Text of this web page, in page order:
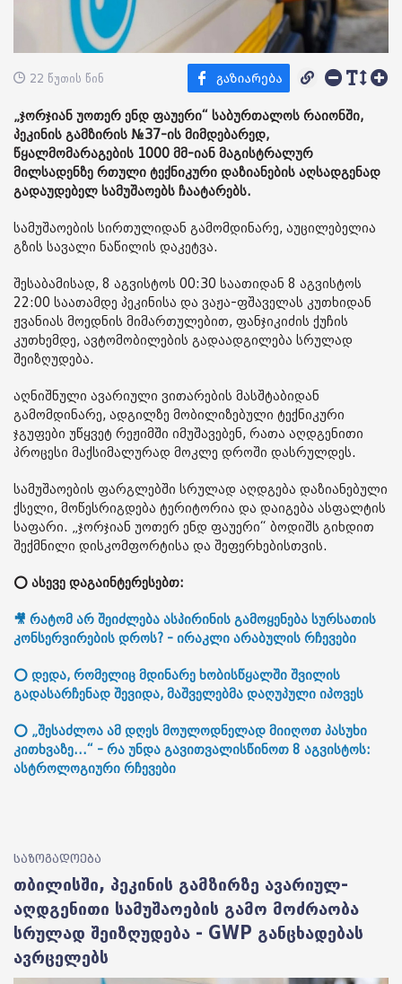
22 წუთის წინ
„ჯორჯიან უოთერ ენდ ფაუერი“ საბურთალოს რაიონში,
პეკინის გამზირის №37-ის მიმდებარედ,
წყალმომარაგების 1000 მმ-იან მაგისტრალურ
მილსადენზე რთული ტექნიკური დაზიანების აღსადგენად
გადაუდებელ სამუშაოებს ჩაატარებს.
სამუშაოების სირთულიდან გამომდინარე, აუცილებელია
გზის სავალი ნაწილის დაკეტვა.
შესაბამისად, 8 აგვისტოს 00:30 საათიდან 8 აგვისტოს
22:00 საათამდე პეკინისა და ვაჟა-ფშაველას კუთხიდან
ჟვანიას მოედნის მიმართულებით, ფანჯიკიძის ქუჩის
კუთხემდე, ავტომობილების გადაადგილება სრულად
შეიზღუდება.
აღნიშნული ავარიული ვითარების მასშტაბიდან
გამომდინარე, ადგილზე მობილიზებული ტექნიკური
ჯგუფები უწყვეტ რეჟიმში იმუშავებენ, რათა აღდგენითი
პროცესი მაქსიმალურად მოკლე დროში დასრულდეს.
სამუშაოების ფარგლებში სრულად აღდგება დაზიანებული
ქსელი, მოწესრიგდება ტერიტორია და დაიგება ასფალტის
საფარი. „ჯორჯიან უოთერ ენდ ფაუერი“ ბოდიშს გიხდით
შექმნილი დისკომფორტისა და შეფერხებისთვის.
⭕ ასევე დაგაინტერესებთ:
🎥 რატომ არ შეიძლება ასპირინის გამოყენება სურსათის
კონსერვირების დროს? - ირაკლი არაბულის რჩევები
⭕ დედა, რომელიც მდინარე ხობისწყალში შვილის
გადასარჩენად შევიდა, მაშველებმა დაღუპული იპოვეს
⭕ „შესაძლოა ამ დღეს მოულოდნელად მიიღოთ პასუხი
კითხვაზე...“ - რა უნდა გავითვალისწინოთ 8 აგვისტოს:
ასტროლოგიური რჩევები
საზოგადოება
თბილისში, პეკინის გამზირზე ავარიულ-
აღდგენითი სამუშაოების გამო მოძრაობა
სრულად შეიზღუდება - GWP განცხადებას
ავრცელებს